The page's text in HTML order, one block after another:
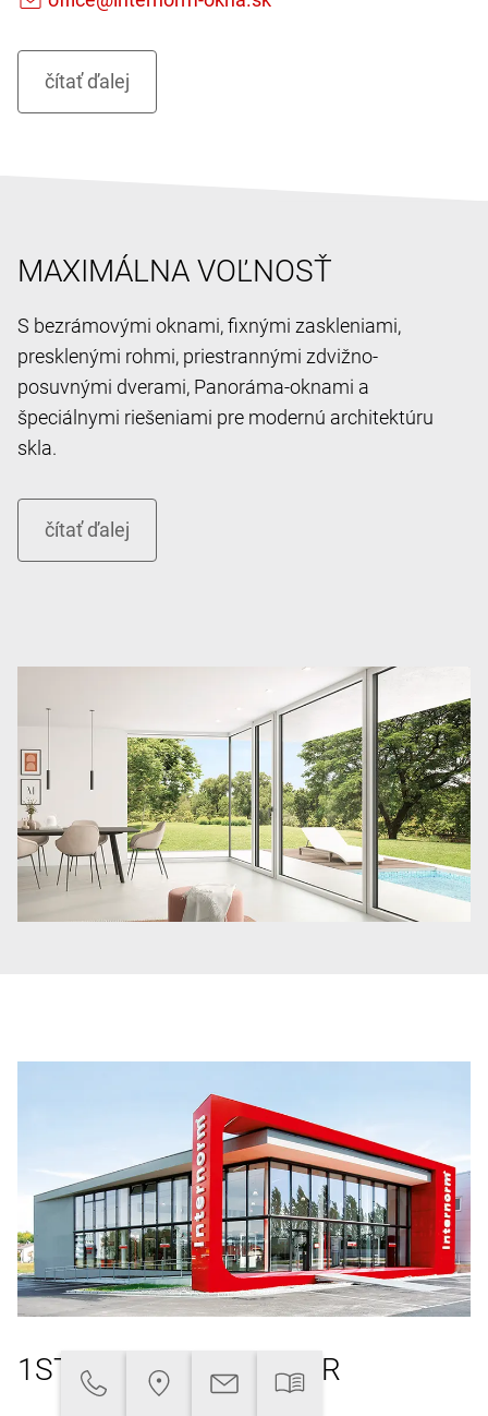
MAXIMÁLNA VOĽNOSŤ
S bezrámovými oknami, fixnými zaskleniami,
presklenými rohmi, priestrannými zdvižno-
posuvnými dverami, Panoráma-oknami a
špeciálnymi riešeniami pre modernú architektúru
skla.
1ST WINDOW PARTNER